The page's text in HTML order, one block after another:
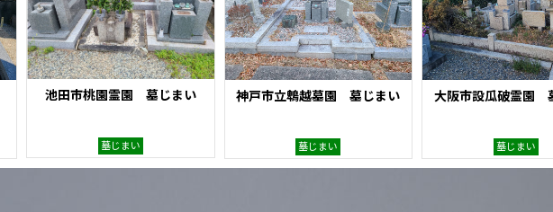
池田市桃園霊園 墓じまい
墓じまい
神戸市立鵯越墓園 墓じまい
墓じまい
大阪市設瓜破霊園
墓じまい